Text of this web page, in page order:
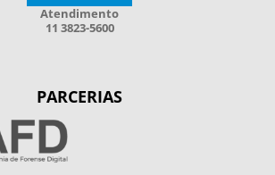
Atendimento
11 3823-5600
PARCERIAS